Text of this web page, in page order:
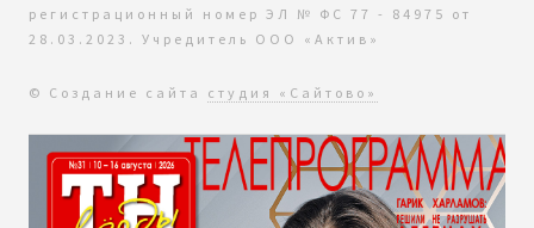
регистрационный номер ЭЛ № ФС 77 - 84975 от
28.03.2023. Учредитель ООО «Актив»
© Создание сайта студия «Сайтово»